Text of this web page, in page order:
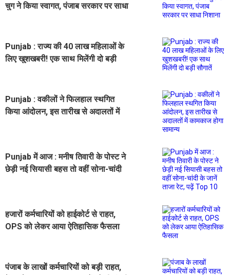
चुग ने किया स्वागत, पंजाब सरकार पर साधा
Punjab : राज्य की 40 लाख महिलाओं के
लिए खुशखबरी! एक साथ मिलेंगी दो बड़ी
Punjab : वकीलों ने फिलहाल स्थगित
किया आंदोलन, इस तारीख से अदालतों में
Punjab में आज : मनीष तिवारी के पोस्ट ने
छेड़ी नई सियासी बहस तो वहीं सोना-चांदी
हजारों कर्मचारियों को हाईकोर्ट से राहत,
OPS को लेकर आया ऐतिहासिक फैसला
पंजाब के लाखों कर्मचारियों को बड़ी राहत,